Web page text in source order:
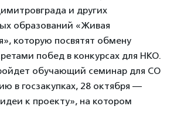
и других
образований «Живая
которую посвятят обмену
побед в конкурсах для НКО.
обучающий семинар для СО
в госзакупках, 28 октября —
к проекту», на котором